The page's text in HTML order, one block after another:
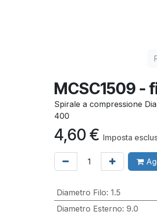
MCSC1509 -
Spirale a compressione
400
4,60 € Imposta
Diametro Filo: 1.5
Diametro Esterno: 9.0